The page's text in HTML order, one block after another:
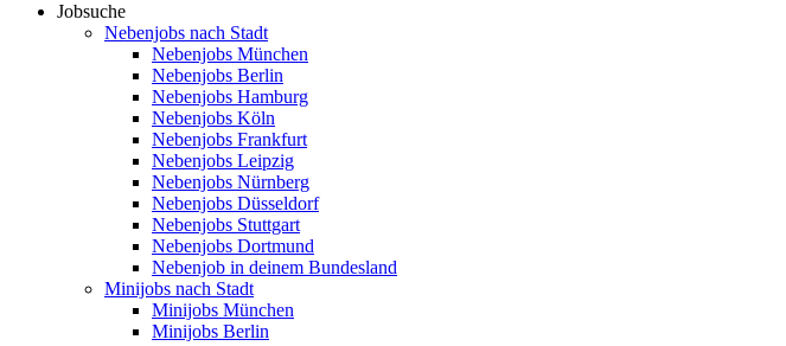
Jobsuche
Nebenjobs nach Stadt
Nebenjobs München
Nebenjobs Berlin
Nebenjobs Hamburg
Nebenjobs Köln
Nebenjobs Frankfurt
Nebenjobs Leipzig
Nebenjobs Nürnberg
Nebenjobs Düsseldorf
Nebenjobs Stuttgart
Nebenjobs Dortmund
Nebenjob in deinem Bundesland
Minijobs nach Stadt
Minijobs München
Minijobs Berlin